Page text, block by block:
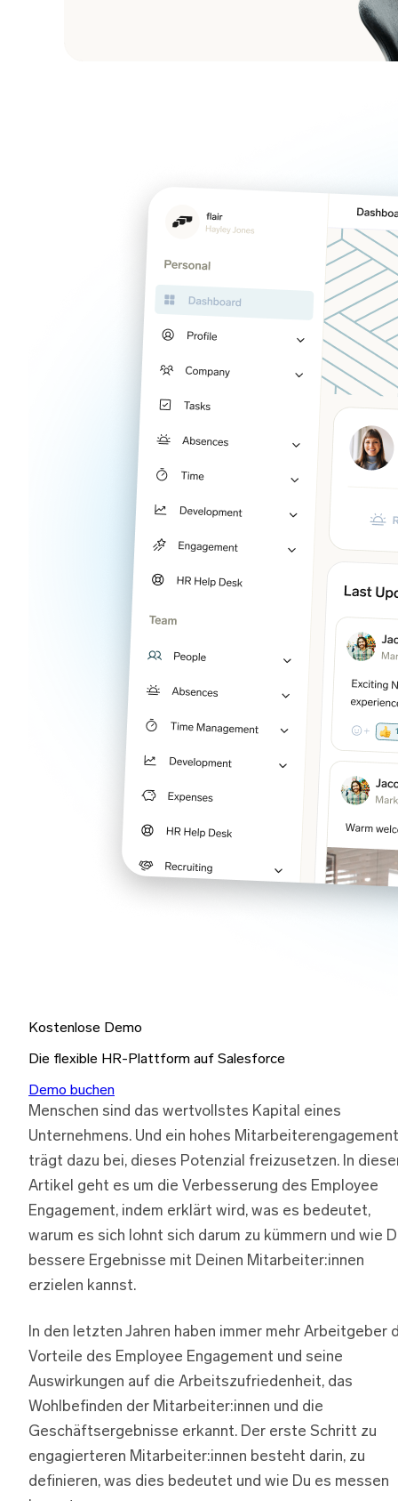
Kostenlose Demo
Die flexible HR-Plattform auf Salesforce
Demo buchen
Menschen sind das wertvollstes Kapital eines
Unternehmens. Und ein hohes
trägt dazu bei, dieses Potenzial freizusetzen. In
Artikel geht es um die Verbesserung des Employee
Engagement, indem erklärt wird, was es bedeutet,
warum es sich lohnt sich darum zu kümmern und wie
bessere Ergebnisse mit Deinen Mitarbeiter:innen
erzielen kannst.
In den letzten Jahren haben immer mehr Arbeitgeber
Vorteile des Employee Engagement und seine
Auswirkungen auf die Arbeitszufriedenheit, das
Wohlbefinden der Mitarbeiter:innen und die
Geschäftsergebnisse erkannt. Der erste Schritt zu
engagierteren Mitarbeiter:innen besteht darin, zu
definieren, was dies bedeutet und wie Du es messen